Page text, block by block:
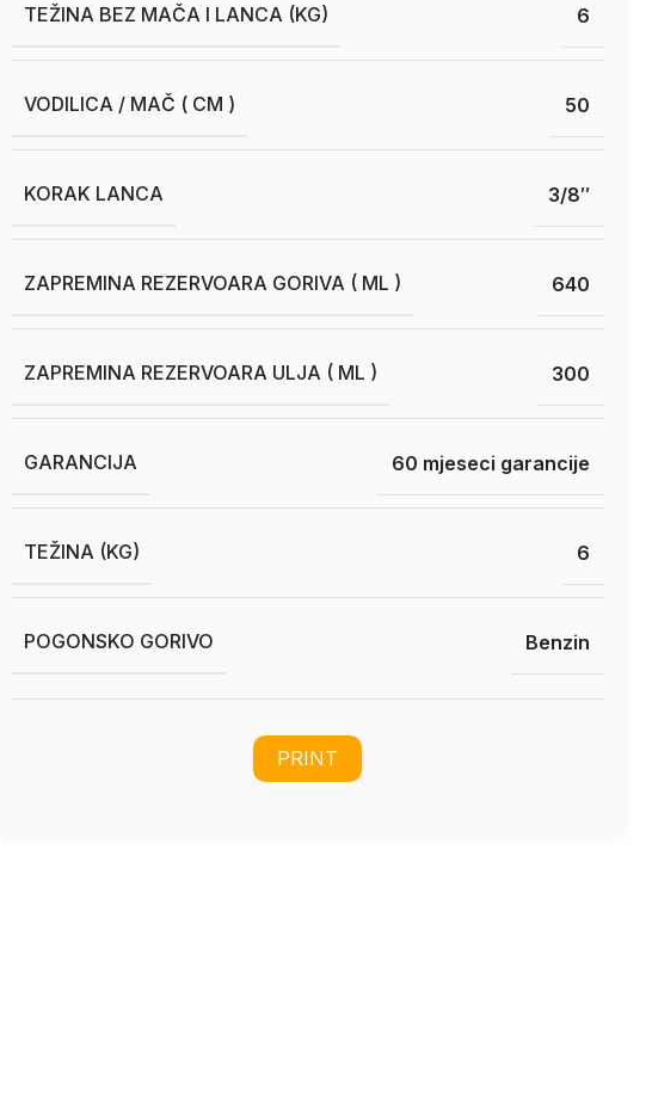
TEŽINA BEZ MAČA I LANCA (KG) 6
VODILICA / MAČ ( CM ) 50
KORAK LANCA 3/8″
ZAPREMINA REZERVOARA GORIVA ( ML ) 640
ZAPREMINA REZERVOARA ULJA ( ML ) 300
GARANCIJA 60 mjeseci garancije
TEŽINA (KG) 6
POGONSKO GORIVO Benzin
PRINT